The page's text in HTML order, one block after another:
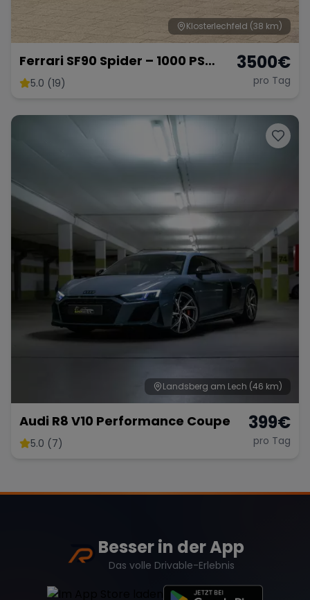
Klosterlechfeld (38 km)
Ferrari SF90 Spider – 1000 PS
Supersportwagen
5.0 (19)
3500€
pro Tag
Landsberg am Lech (46 km)
Audi R8 V10 Performance Coupe
5.0 (7)
399€
pro Tag
Besser in der App
Das volle Drivable-Erlebnis